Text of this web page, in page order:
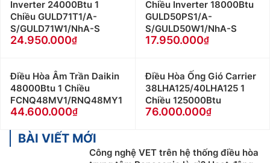
Inverter 24000Btu 1
Chiều GULD71T1/A-
S/GULD71W1/NhA-S
24.950.000
Chiều Inverter 18000Btu
GULD50PS1/A-
S/GULD50W1/NhA-S
17.950.000
Điều Hòa Âm Trần Daikin
48000Btu 1 Chiều
FCNQ48MV1/RNQ48MY1
44.600.000
Điều Hòa Ống Gió Carrier
38LHA125/40LHA125 1
Chiều 125000Btu
76.000.000
BÀI VIẾT MỚI
Công nghệ VET trên hệ thống điều hòa